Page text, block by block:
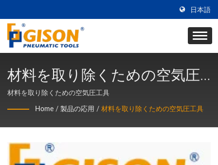
日本語
材料を取り除くための空気圧
工具
材料を取り除くための空気圧工具
Home / 製品の応用 / 材料を取り除くための空気圧工具